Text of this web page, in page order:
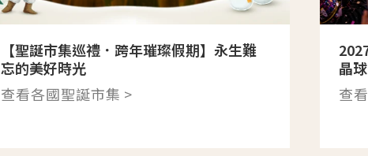
【聖誕市集巡禮．跨年璀璨假期】永生難
忘的美好時光
查看各國聖誕市集 >
晶
查